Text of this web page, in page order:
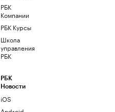
РБК
Компании
РБК Курсы
Школа
управления
РБК
РБК
Новости
iOS